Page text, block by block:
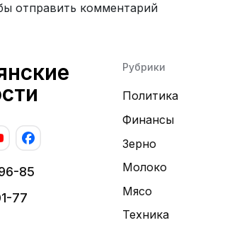
отправить комментарий
85
77
Рубрики
Политика
Финансы
Зерно
Молоко
Мясо
Техника